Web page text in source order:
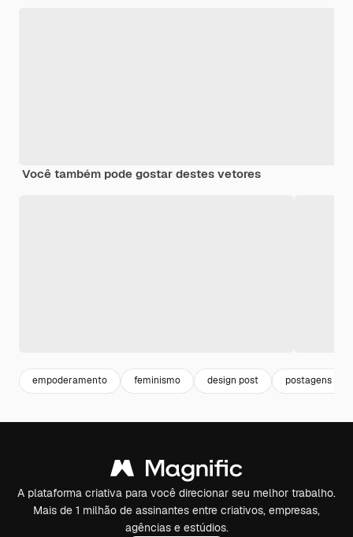
Você também pode gostar destes vetores
empoderamento feminismo design post postagens
A plataforma criativa para você direcionar seu melhor trabalho.
Mais de 1 milhão de assinantes entre criativos, empresas,
agências e estúdios.